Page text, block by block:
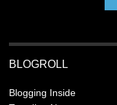
BLOGROLL
Blogging Inside